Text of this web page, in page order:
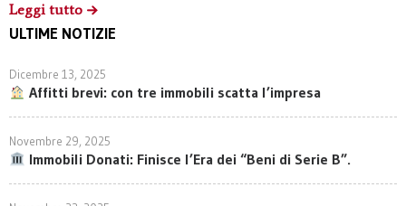
Leggi tutto
ULTIME NOTIZIE
Dicembre 13, 2025
Affitti brevi: con tre immobili scatta l’impresa
Novembre 29, 2025
Immobili Donati: Finisce l’Era dei “Beni di Serie B”.